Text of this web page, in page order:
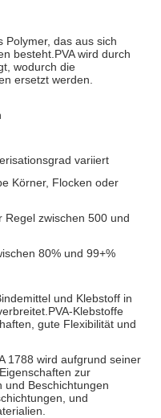
Polymer, das aus sich
besteht.PVA wird durch
wodurch die
ersetzt werden.
variiert
Körner, Flocken oder
zwischen 500 und
80% und 99+%
und Klebstoff in
Klebstoffe
gute Flexibilität und
1788 wird aufgrund seiner
zur
und Beschichtungen
und